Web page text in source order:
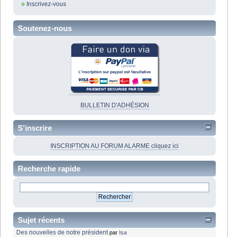
Inscrivez-vous
Soutenez-nous
BULLETIN D'ADHÉSION
S'inscrire
INSCRIPTION AU FORUM ALARME cliquez ici
Recherche rapide
Sujet récents
Des nouvelles de notre président par Isa